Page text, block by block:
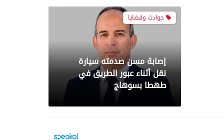
محافظات
حملة أمنية مكبرة بدائرة
قسمي أول وثاني ومركز
الفيوم لضبط الخارجين عن
القانون وتعزيز الانضباط
المروري